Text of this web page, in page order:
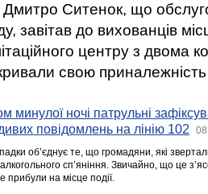
Дмитро Ситенок, що
завітав до вихованців
центру з двома
свою приналежність
минулої ночі патрульні
повідомлень на лінію 102
об’єднує те, що громадяни, які
сп’яніння. Звичайно, що це
прибули на місце події.